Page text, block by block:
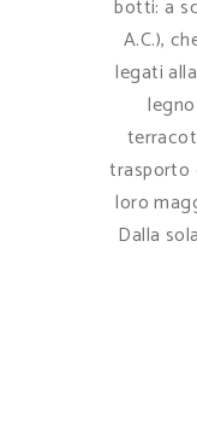
botti: a
A.C.),
legati
trasporto
loro
Dalla